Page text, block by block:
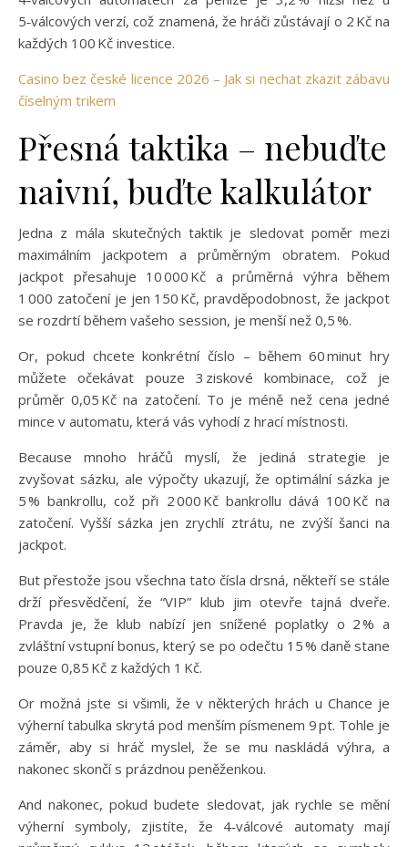
5‑válcových verzí, což znamená, že hráči zůstávají o 2 Kč na
každých 100 Kč investice.
Casino bez české licence 2026 – Jak si nechat zkazit zábavu
číselným trikem
Přesná taktika – nebuďte
naivní, buďte kalkulátor
Jedna z mála skutečných taktik je sledovat poměr mezi
maximálním jackpotem a průměrným obratem. Pokud
jackpot přesahuje 10 000 Kč a průměrná výhra během
1 000 zatočení je jen 150 Kč, pravděpodobnost, že jackpot
se rozdrtí během vašeho session, je menší než 0,5 %.
Or, pokud chcete konkrétní číslo – během 60 minut hry
můžete očekávat pouze 3 ziskové kombinace, což je
průměr 0,05 Kč na zatočení. To je méně než cena jedné
mince v automatu, která vás vyhodí z hrací místnosti.
Because mnoho hráčů myslí, že jediná strategie je
zvyšovat sázku, ale výpočty ukazují, že optimální sázka je
5 % bankrollu, což při 2 000 Kč bankrollu dává 100 Kč na
zatočení. Vyšší sázka jen zrychlí ztrátu, ne zvýší šanci na
jackpot.
But přestože jsou všechna tato čísla drsná, někteří se stále
drží přesvědčení, že “VIP” klub jim otevře tajná dveře.
Pravda je, že klub nabízí jen snížené poplatky o 2 % a
zvláštní vstupní bonus, který se po odečtu 15 % daně stane
pouze 0,85 Kč z každých 1 Kč.
Or možná jste si všimli, že v některých hrách u Chance je
výherní tabulka skrytá pod menším písmenem 9 pt. Tohle je
záměr, aby si hráč myslel, že se mu naskládá výhra, a
nakonec skončí s prázdnou peněženkou.
And nakonec, pokud budete sledovat, jak rychle se mění
výherní symboly, zjistíte, že 4‑válcové automaty mají